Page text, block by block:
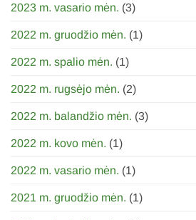
2023 m. vasario mėn. (3)
2022 m. gruodžio mėn. (1)
2022 m. spalio mėn. (1)
2022 m. rugsėjo mėn. (2)
2022 m. balandžio mėn. (3)
2022 m. kovo mėn. (1)
2022 m. vasario mėn. (1)
2021 m. gruodžio mėn. (1)